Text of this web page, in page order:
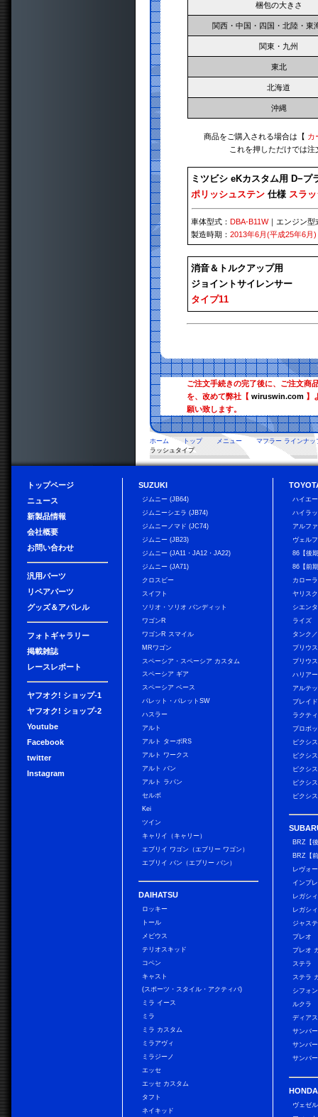
梱包の大きさ
関西・中国・四国・北陸・東
関東・九州
東北
北海道
沖縄
商品をご購入される場合は【 カ
これを押しただけでは
ミツビシ eKカスタム用 D−プ
ポリッシュステン 仕様 スラ
車体型式：DBA-B11W｜エンジン型
製造時期：2013年6月(平成25年6月)
消音＆トルクアップ用
ジョイントサイレンサー
タイプ11
ご注文手続きの完了後に、ご注文商
を、改めて弊社【wiruswin.com 】
願い致します。
ホーム トップ メニュー
マフラー ラインナッ
ラッシュタイプ
トップページ
ニュース
新製品情報
会社概要
お問い合わせ
汎用パーツ
リペアパーツ
グッズ＆アパレル
フォトギャラリー
掲載雑誌
レースレポート
ヤフオク! ショップ-1
ヤフオク! ショップ-2
Youtube
Facebook
twitter
Instagram
SUZUKI
ジムニー (JB64)
ジムニーシエラ (JB74)
ジムニーノマド (JC74)
ジムニー (JB23)
ジムニー (JA11・JA12・JA22)
ジムニー (JA71)
クロスビー
スイフト
ソリオ・ソリオ バンディット
ワゴンR
ワゴンR スマイル
MRワゴン
スペーシア・スペーシア カスタム
スペーシア ギア
スペーシア ベース
パレット・パレットSW
ハスラー
アルト
アルト ターボRS
アルト ワークス
アルト バン
アルト ラパン
セルボ
Kei
ツイン
キャリイ（キャリー）
エブリイ ワゴン（エブリー ワゴン）
エブリイ バン（エブリー バン）
DAIHATSU
ロッキー
トール
メビウス
テリオスキッド
コペン
キャスト
(スポーツ・スタイル・アクティバ)
ミラ イース
ミラ
ミラ カスタム
ミラアヴィ
ミラジーノ
エッセ
エッセ カスタム
タフト
ネイキッド
ハイエ
ハイラ
アルフ
ヴェル
86【後
86【前
カロー
ヤリス
シエンタ
ライズ
タンク
プリウス
プリウ
ハリアー
アルテ
ブレイド
ラクテ
プロボ
ピクシ
ピクシ
ピクシ
ピクシ
ピクシ
BRZ【
BRZ【
レヴォ
インプ
レガシ
レガシ
ジャス
プレオ
プレオ
ステラ
ステラ
シフォ
ルクラ
ディア
サンバ
サンバ
サンバ
HONDA
ヴェゼル